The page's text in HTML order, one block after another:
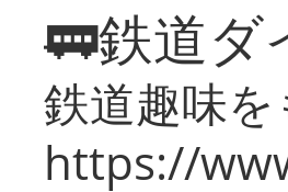
🚃鉄道ダ
鉄道趣味
https://